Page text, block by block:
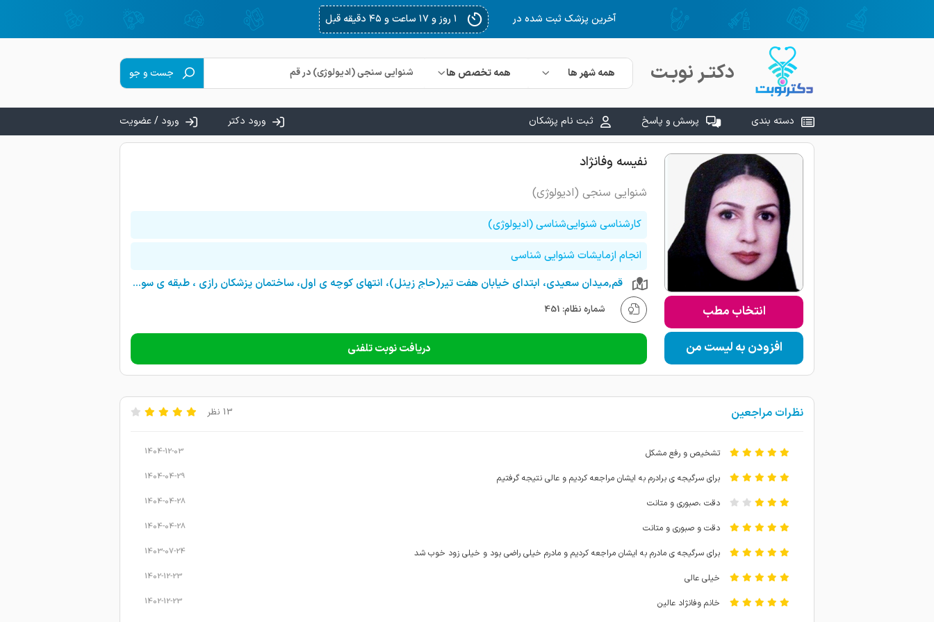
آخرین پزشک ثبت شده در ۳ روز و ۷ ساعت و ۵ دقیقه قبل
دکتـر نوبـت همه شهر ها همه تخصص ها جست و جو
دسته بندی پرسش و پاسخ ثبت نام پزشکان ورود دکتر ورود / عضویت
انتخاب مطب
افزودن به لیست من
نفیسه وفانژاد
شنوایی سنجی (ادیولوژی)
کارشناسی شنوایی‌شناسی (ادیولوژی)
انجام ازمایشات شنوایی شناسی
قم,میدان سعیدی، ابتدای خیابان هفت تیر(حاج زینل)، انتهای کوچه ی اول، ساختمان پزشکان رازی ، طبقه ی سوم ، واحد ۱۱
شماره نظام: 451
دریافت نوبت تلفنی
نظرات مراجعین 13 نظر
تشخیص و رفع مشکل 1404-12-03
برای سرگیجه ی برادرم به ایشان مراجعه کردیم و عالی نتیجه گرفتیم 1404-04-29
دقت ،صبوری و متانت 1404-04-28
دقت و صبوری و متانت 1404-04-28
برای سرگیجه ی مادرم به ایشان مراجعه کردیم و مادرم خیلی راضی بود و خیلی زود خوب شد 1403-07-24
خیلی عالی 1402-12-23
خانم وفانژاد عالین 1402-12-23